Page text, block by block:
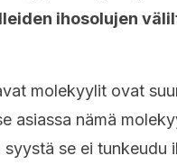
ihosolujen
molekyylit ovat
asiassa nämä
syystä se ei tunkeudu